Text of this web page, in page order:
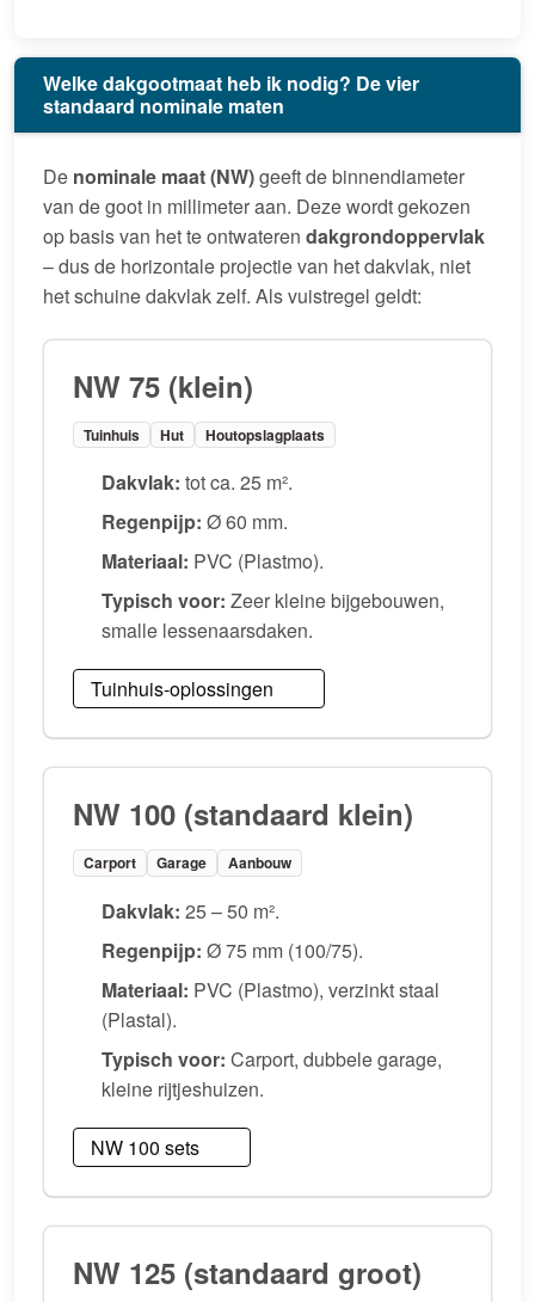
Welke dakgootmaat heb ik nodig? De vier
standaard nominale maten
De nominale maat (NW)geeft de binnendiameter
van de goot in millimeter aan. Deze wordt gekozen
op basis van het te ontwateren dakgrondoppervlak
– dus de horizontale projectie van het dakvlak, niet
het schuine dakvlak zelf. Als vuistregel geldt:
NW 75 (klein)
Tuinhuis Hut Houtopslagplaats
Dakvlak: tot ca. 25 m².
Regenpijp: Ø 60 mm.
Materiaal: PVC (Plastmo).
Typisch voor: Zeer kleine bijgebouwen,
smalle lessenaarsdaken.
Tuinhuis-oplossingen
NW 100 (standaard klein)
Carport Garage Aanbouw
Dakvlak: 25 – 50 m².
Regenpijp: Ø 75 mm (100/75).
Materiaal: PVC (Plastmo), verzinkt staal
(Plastal).
Typisch voor: Carport, dubbele garage,
kleine rijtjeshuizen.
NW 100 sets
NW 125 (standaard groot)